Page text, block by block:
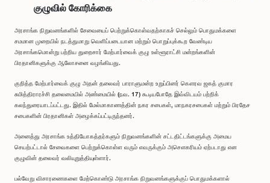
குழுவில் கோரிக்கை
அரசாங்க நிறுவனங்களில் சேவையைப் பெற்றுக்கொள்வதற்காகச் செல்லும் பொதுமக்களை
சமமான முறையில் நடத்துமாறு வெளிப்படையான மற்றும் பொறுப்புக்கூற வேண்டிய
அரசாங்கமொன்று பற்றிய துறைசார் மேற்பார்வைக் குழு உள்ளூராட்சி மன்றங்களின்
பிரதானிகளுக்கு ஆலோசனை வழங்கியது.
குறித்த மேற்பார்வைக் குழு அதன் தலைவர் பாராளுமன்ற உறுப்பினர் கௌரவ ஜகத் குமார
சுமித்திராரச்சி தலைமையில் அண்மையில் (நவ. 17) கூடியபோதே இவ்விடயம் பற்றிக்
கலந்துரையாடப்பட்டது. இதில் மேல்மாகாணத்தின் நகர சபைகள், மாநகரசபைகள் மற்றும் பிரதேச
சபைகளின் பிரதானிகள் அழைக்கப்பட்டிருந்தனர்.
அனைத்து அரசாங்க உத்தியோகத்தர்களும் நிறுவனங்களின் சட்டதிட்டங்களுக்கு அமைய
செயற்பட்டால் சேவைகளை பெற்றுக்கொள்ள வரும் எவருக்கும் அசௌகரியம் ஏற்படாது என
குழுவின் தலைவர் வலியுறுத்தியுள்ளார்.
பல்வேறு விசாரணைகளை மேற்கொண்டு அரசாங்க நிறுவனங்களுக்குப் பொதுமக்களால்